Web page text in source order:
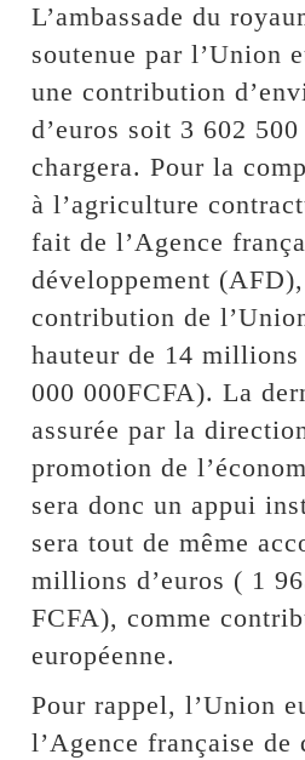
L’ambassade du
soutenue par l’Union
une contribution
d’euros soit 3 602
chargera. Pour la
à l’agriculture
fait de l’Agence
développement
contribution de
hauteur de 14 millions
000 000FCFA). La
assurée par la
promotion de
sera donc un appui
sera tout de même
millions d’euros ( 1
FCFA), comme
européenne.
Pour rappel, l’Union
l’Agence française de